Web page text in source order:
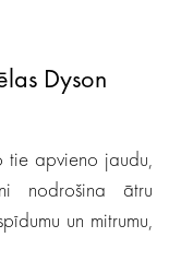
Dyson
tie apvieno jaudu,
nodrošina ātru
un mitrumu,